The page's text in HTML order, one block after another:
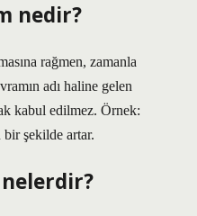
nedir?
rağmen, zamanla
adı haline gelen
kabul edilmez. Örnek:
bir şekilde artar.